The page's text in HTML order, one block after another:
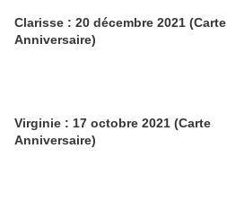
Clarisse : 20 décembre 2021 (Carte
Anniversaire)
Virginie : 17 octobre 2021 (Carte
Anniversaire)